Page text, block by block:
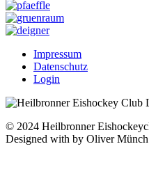
Impressum
Datenschutz
Login
© 2024 Heilbronner
Designed with by Oliver Münch